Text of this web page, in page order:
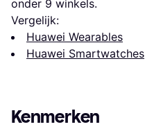
onder 9 winkels.
Vergelijk:
Huawei Wearables
Huawei Smartwatches
Kenmerken